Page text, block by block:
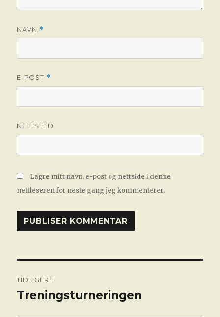
NAVN *
E-POST *
NETTSTED
Lagre mitt navn, e-post og nettside i denne
nettleseren for neste gang jeg kommenterer.
TIDLIGERE
Forrige
Treningsturneringen